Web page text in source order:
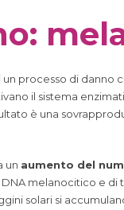
processo di danno
il sistema
è una
un aumento del
melanocitico e
solari si